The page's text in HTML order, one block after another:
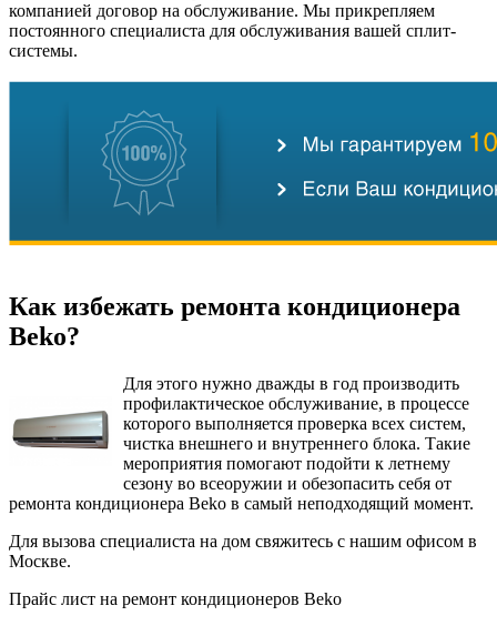
компанией договор на обслуживание. Мы прикрепляем
постоянного специалиста для обслуживания вашей сплит-
системы.
Как избежать ремонта кондиционера
Beko?
Для этого нужно дважды в год производить
профилактическое обслуживание, в процессе
которого выполняется проверка всех систем,
чистка внешнего и внутреннего блока. Такие
мероприятия помогают подойти к летнему
сезону во всеоружии и обезопасить себя от
ремонта кондиционера Beko в самый неподходящий момент.
Для вызова специалиста на дом свяжитесь с нашим офисом в
Москве.
Прайс лист на ремонт кондиционеров Beko